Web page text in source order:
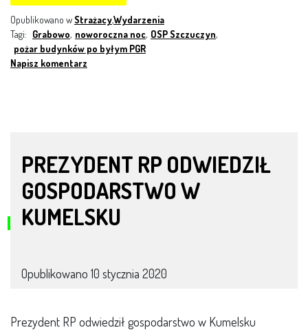
Opublikowano w Strażacy,Wydarzenia
Tagi: Grabowo, noworoczna noc, OSP Szczuczyn,
pożar budynków po byłym PGR
Napisz komentarz
PREZYDENT RP ODWIEDZIŁ
GOSPODARSTWO W
KUMELSKU
Opublikowano 10 stycznia 2020
Prezydent RP odwiedził gospodarstwo w Kumelsku